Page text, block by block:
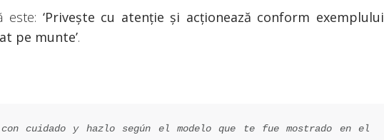
este: ‘Privește cu atenție și acționează conform exemplului
pe munte’.
con cuidado y hazlo según el modelo que te fue mostrado en el